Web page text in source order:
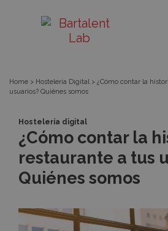
¿Cómo
contar
la
de
tu
Bartalent
Lab
Home > Hosteleria Digital > ¿Cómo contar la
usuarios? Quiénes somos
Hostelería digital
¿Cómo contar la
restaurante a tus
Quiénes somos